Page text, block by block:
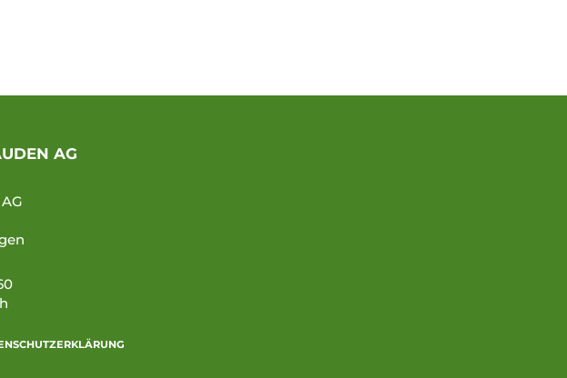
AG